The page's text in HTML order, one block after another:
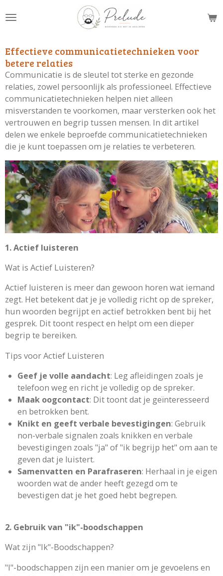
direct
de
hoofdinhoud
Effectieve communicatietechnieken voor
betere relaties
Communicatie is de sleutel tot sterke en gezonde
relaties, zowel persoonlijk als professioneel. Effectieve
communicatietechnieken helpen niet alleen
misverstanden te voorkomen, maar versterken ook het
vertrouwen en begrip tussen mensen. In dit artikel
delen we enkele beproefde communicatietechnieken
die je kunt toepassen om je relaties te verbeteren.
1. Actief luisteren
Wat is Actief Luisteren?
Actief luisteren is meer dan gewoon horen wat iemand
zegt. Het betekent dat je je volledig richt op de spreker,
hun woorden begrijpt en actief betrokken bent bij het
gesprek. Dit toont respect en helpt om een dieper
begrip te bereiken.
Tips voor Actief Luisteren
Geef je volle aandacht: Leg afleidingen zoals je
telefoon weg en richt je volledig op de spreker.
Maak oogcontact: Dit toont dat je geïnteresseerd
en betrokken bent.
Knikt en geeft verbale bevestigingen: Gebruik
non-verbale signalen zoals knikken en verbale
bevestigingen zoals "ja" of "ik begrijp het" om aan te
geven dat je luistert.
Samenvatten en Parafraseren: Herhaal in je eigen
woorden wat de ander heeft gezegd om te
bevestigen dat je het goed hebt begrepen.
2. Gebruik van "ik"-boodschappen
Wat zijn "Ik"-Boodschappen?
"I"-boodschappen zijn een manier om je gevoelens en